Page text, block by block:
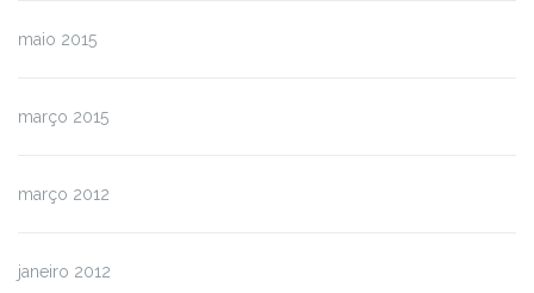
maio 2015
março 2015
março 2012
janeiro 2012